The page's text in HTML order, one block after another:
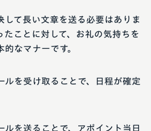
して長い文章を送る必要はありま
ことに対して、お礼の気持ちを
なマナーです。
ルを受け取ることで、日程が確定
ルを送ることで、アポイント当日